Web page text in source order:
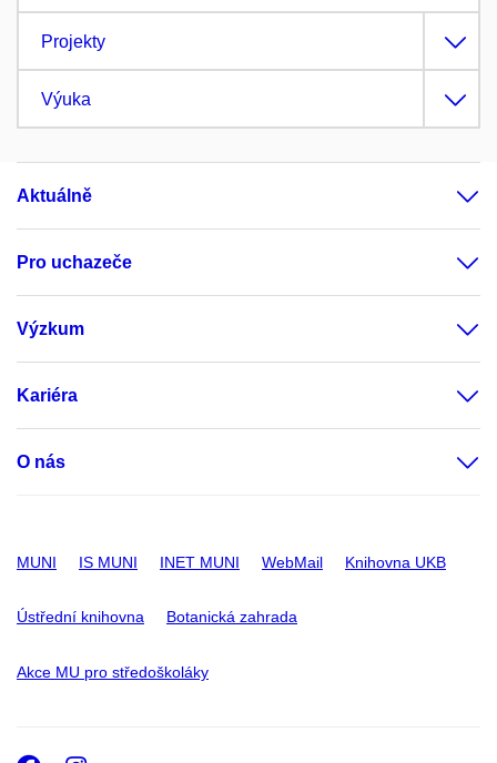
Projekty
Výuka
Aktuálně
Pro uchazeče
Výzkum
Kariéra
O nás
MUNI IS MUNI INET MUNI WebMail Knihovna UKB
Ústřední knihovna Botanická zahrada
Akce MU pro středoškoláky